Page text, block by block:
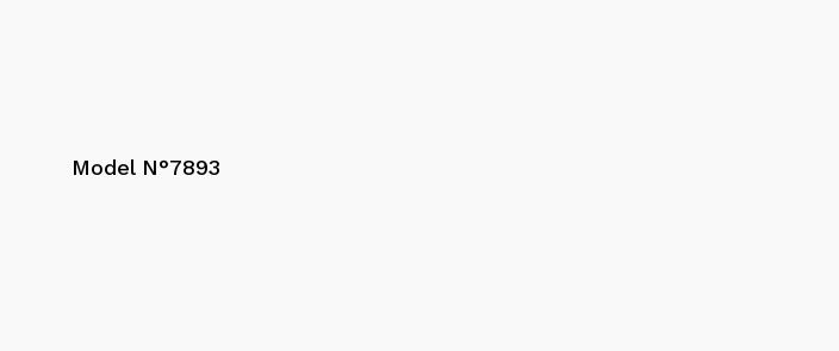
Model N°7893